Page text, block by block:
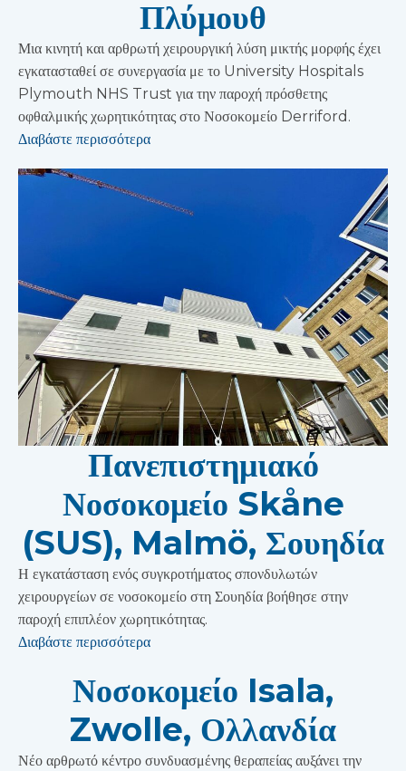
Πλύμουθ
Μια κινητή και αρθρωτή χειρουργική λύση μικτής μορφής έχει
εγκατασταθεί σε συνεργασία με το University Hospitals
Plymouth NHS Trust για την παροχή πρόσθετης
οφθαλμικής χωρητικότητας στο Νοσοκομείο Derriford.
Διαβάστε περισσότερα
Πανεπιστημιακό
Νοσοκομείο Skåne
(SUS), Malmö, Σουηδία
Η εγκατάσταση ενός συγκροτήματος σπονδυλωτών
χειρουργείων σε νοσοκομείο στη Σουηδία βοήθησε στην
παροχή επιπλέον χωρητικότητας.
Διαβάστε περισσότερα
Νοσοκομείο Isala,
Zwolle, Ολλανδία
Νέο αρθρωτό κέντρο συνδυασμένης θεραπείας αυξάνει την